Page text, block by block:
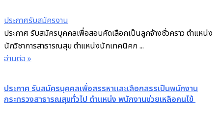
ประกาศรับสมัครงาน
ประกาศ รับสมัครบุคคลเพื่อสอบคัดเลือกเป็นลูกจ้างชั่วคราว ตำแหน่ง
นักวิชาการสาธารณสุข ตำแหน่งนักเทคนิคก ...
อ่านต่อ »
ประกาศ รับสมัครบุคคลเพื่อสรรหาและเลือกสรรเป็นพนักงาน
กระทรวงสาธารณสุขทั่วไป ตำแหน่ง พนักงานช่วยเหลือคนไข้